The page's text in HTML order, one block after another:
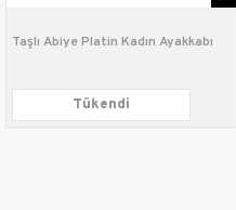
Tükendi
Taşlı Abiye Platin Kadın Ayakkabı